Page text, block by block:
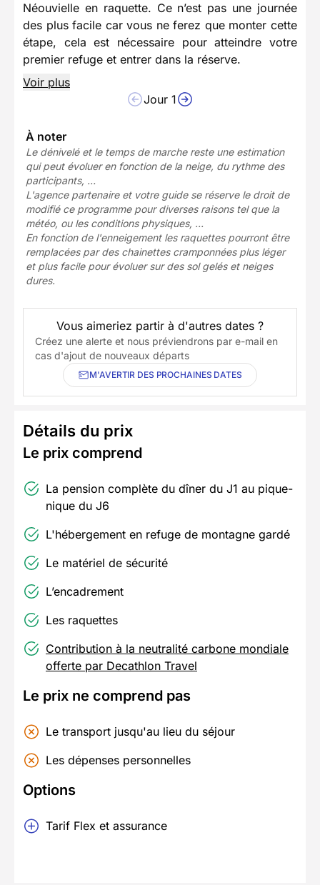
Néouvielle en raquette. Ce n’est pas une journée
des plus facile car vous ne ferez que monter cette
étape, cela est nécessaire pour atteindre votre
premier refuge et entrer dans la réserve.
Voir plus
Jour 1
À noter
Le dénivelé et le temps de marche reste une estimation
qui peut évoluer en fonction de la neige, du rythme des
participants, …
L'agence partenaire et votre guide se réserve le droit de
modifié ce programme pour diverses raisons tel que la
météo, ou les conditions physiques, …
En fonction de l'enneigement les raquettes pourront être
remplacées par des chainettes cramponnées plus léger
et plus facile pour évoluer sur des sol gelés et neiges
dures.
Vous aimeriez partir à d'autres dates ?
Créez une alerte et nous préviendrons par e-mail en
cas d'ajout de nouveaux départs
M'AVERTIR DES PROCHAINES DATES
Détails du prix
Le prix comprend
La pension complète du dîner du J1 au pique-
nique du J6
L'hébergement en refuge de montagne gardé
Le matériel de sécurité
L’encadrement
Les raquettes
Contribution à la neutralité carbone mondiale
offerte par Decathlon Travel
Le prix ne comprend pas
Le transport jusqu'au lieu du séjour
Les dépenses personnelles
Options
Tarif Flex et assurance